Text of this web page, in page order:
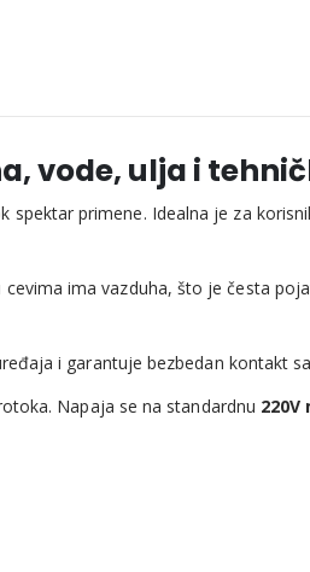
vode, ulja i
primene. Idealna je za
ima vazduha, što je česta
i garantuje bezbedan kontakt
Napaja se na standardnu 220V